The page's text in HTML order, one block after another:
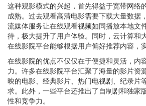
这种观影模式的兴起，首先得益于宽带网络
成熟。过去观看高清电影需要下载大量数据
流媒体服务让在线观看视频如同播放本地文
待，极大提升了用户体验。同时，云计算和
在线影院平台能够根据用户偏好推荐内容，
在线影院的优点不仅仅在于便捷和灵活，内
力。许多在线影院平台汇聚了海量的影片资
映的电影、经典影片、热门电视剧、纪录片
求。此外，一些平台还推出了自制剧和独家
性和竞争力。